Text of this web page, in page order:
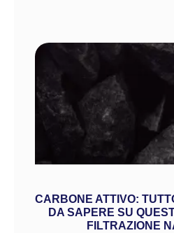
CARBONE ATTIVO:
DA SAPERE SU
FILTRAZIONE